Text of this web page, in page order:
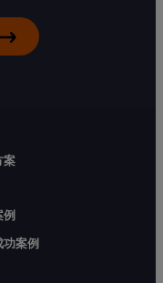
案
例
功案例